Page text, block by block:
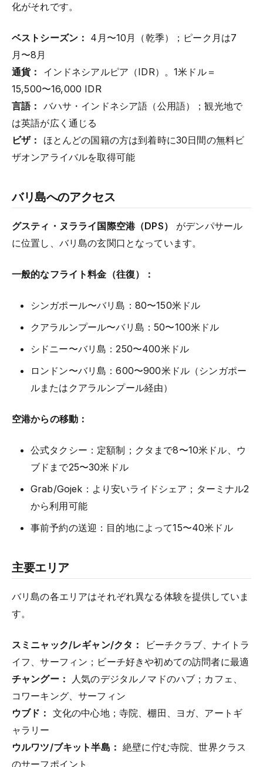
化がそれです。
ベストシーズン： 4月〜10月（乾季）；ピーク月は7
月〜8月
通貨：
インドネシアルピア（IDR）。1米ドル＝
15,500〜16,000 IDR
言語： バハサ・インドネシア語（公用語）；観光地で
は英語が広く通じる
ビザ：
ほとんどの国籍の方は到着時に30日間の無料ビ
ザオンアライバルを取得可能
バリ島へのアクセス
グスティ・ヌラライ国際空港（DPS）
がデンパサール
に位置し、バリ島の玄関口となっています。
一般的なフライト料金（往復）：
シンガポール〜バリ島：80〜150米ドル
クアラルンプール〜バリ島：50〜100米ドル
シドニー〜バリ島：250〜400米ドル
ロンドン〜バリ島：600〜900米ドル（シンガポー
ルまたはクアラルンプール経由）
空港からの移動：
公式タクシー：定額制；クタまで8〜10米ドル、ウ
ブドまで25〜30米ドル
Grab/Gojek：より安いライドシェア；ターミナル2
から利用可能
事前予約の送迎：目的地によって15〜40米ドル
主要エリア
バリ島の各エリアはそれぞれ異なる体験を提供していま
す。
スミニャック/レギャン/クタ：
ビーチクラブ、ナイトラ
イフ、サーフィン；ビーチ好きや初めての訪問者に最適
チャングー：
人気のデジタルノマドのハブ；カフェ、
コワーキング、サーフィン
ウブド： 文化の中心地；寺院、棚田、ヨガ、アートギ
ャラリー
ウルワツ/ブキット半島： 絶壁に佇む寺院、世界クラス
のサーフポイント